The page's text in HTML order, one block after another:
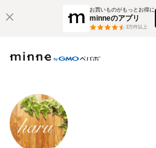
お買いものがもっとお得に
minneのアプリ
3万件以上